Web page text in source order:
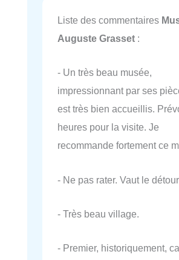
Liste des commentaires
Auguste Grasset :
- Un très beau musée,
impressionnant par ses
est très bien accueillis.
heures pour la visite. Je
recommande fortement ce
- Ne pas rater. Vaut le
- Très beau village.
- Premier, historiquement,